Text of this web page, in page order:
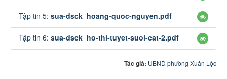
Tập tin 5: sua-dsck_hoang-quoc-nguyen.pdf
Tập tin 6: sua-dsck_ho-thi-tuyet-suoi-cat-2.pdf
Tác giả: UBND phường Xuân Lộc